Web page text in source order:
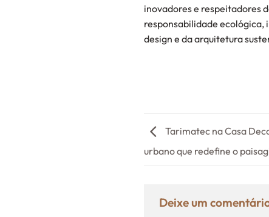
inovadores e respeitadores
responsabilidade
design e da arquitetura
Tarimatec na Casa
urbano que redefine o
Deixe um